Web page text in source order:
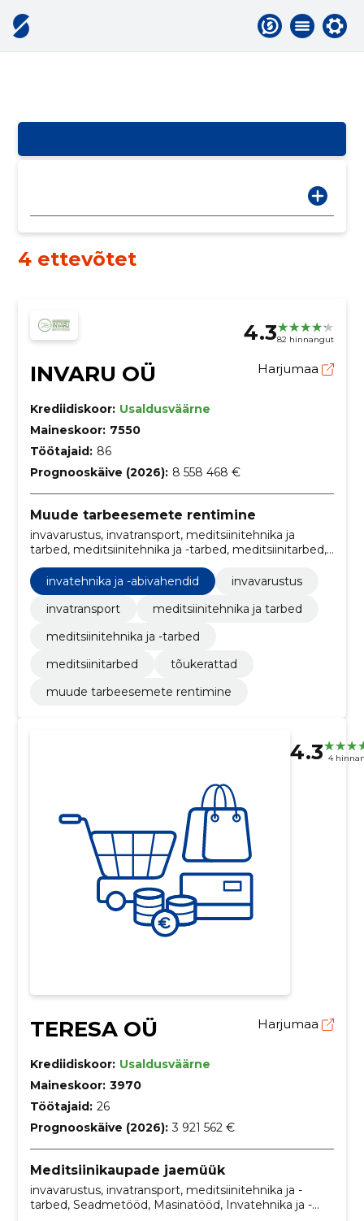
4 ettevõtet
4.382 hinnangut
INVARU OÜ Harjumaa
Krediidiskoor: Usaldusväärne
Maineskoor: 7550
Töötajaid: 86
Prognooskäive (2026): 8 558 468 €
Muude tarbeesemete rentimine
invavarustus, invatransport, meditsiinitehnika ja
tarbed, meditsiinitehnika ja -tarbed, meditsiinitarbed,
tõukerattad, Invatehnika ja -abivahendid
invatehnika ja -abivahendid
invavarustus
invatransport
meditsiinitehnika ja tarbed
meditsiinitehnika ja -tarbed
meditsiinitarbed
tõukerattad
muude tarbeesemete rentimine
4.3 4
TERESA OÜ Harjumaa
Krediidiskoor: Usaldusväärne
Maineskoor: 3970
Töötajaid: 26
Prognooskäive (2026): 3 921 562 €
Meditsiinikaupade jaemüük
invavarustus, invatransport, meditsiinitehnika ja -
tarbed, Seadmetööd, Masinatööd, Invatehnika ja -